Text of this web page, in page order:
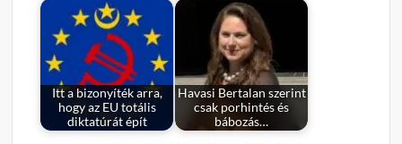
Itt a bizonyíték arra,
hogy az EU totális
diktatúrát épít
Havasi Bertalan szerint
csak porhintés és
bábozás…